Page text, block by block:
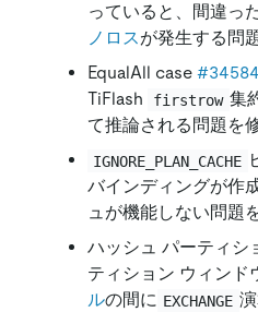
っていると、間違っ
ノロスが発生する問
EqualAll case #34584
TiFlash
firstrow 集
て推論される問題を
IGNORE_PLAN_CACHE
バインディングが作
ュが機能しない問題
ハッシュ パーティシ
ティション ウィンド
ルの間に EXCHANGE